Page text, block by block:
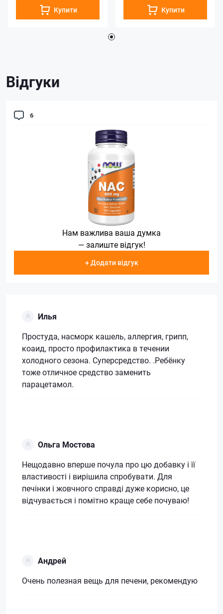
Купити Купити
Відгуки
6
Нам важлива ваша думка
— залиште відгук!
+ Додати відгук
Илья
Простуда, насморк кашель, аллергия, грипп,
коаид, просто профилактика в течении
холодного сезона. Суперсредство. .Ребёнку
тоже отличное средство заменить
парацетамол.
Ольга Мостова
Нещодавно вперше почула про цю добавку і її
властивості і вирішила спробувати. Для
печінки і жовчного справді дуже корисно, це
відчувається і помітно краще себе почуваю!
Андрей
Очень полезная вещь для печени, рекомендую